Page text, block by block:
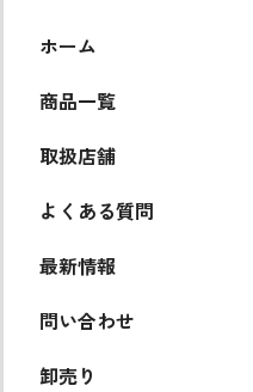
ホーム
商品一覧
取扱店舗
よくある質問
最新情報
問い合わせ
卸売り